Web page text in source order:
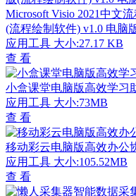
Microsoft Visio 2021中文
(流程绘制软件) v1.0 电脑
应用工具 大小:27.17 KB
查 看
小盒课堂电脑版高效学习
应用工具 大小:73MB
查 看
移动彩云电脑版高效办公
应用工具 大小:105.52MB
查 看